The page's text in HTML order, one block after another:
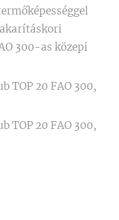
300-as közepi
TOP 20 FAO 300,
TOP 20 FAO 300,